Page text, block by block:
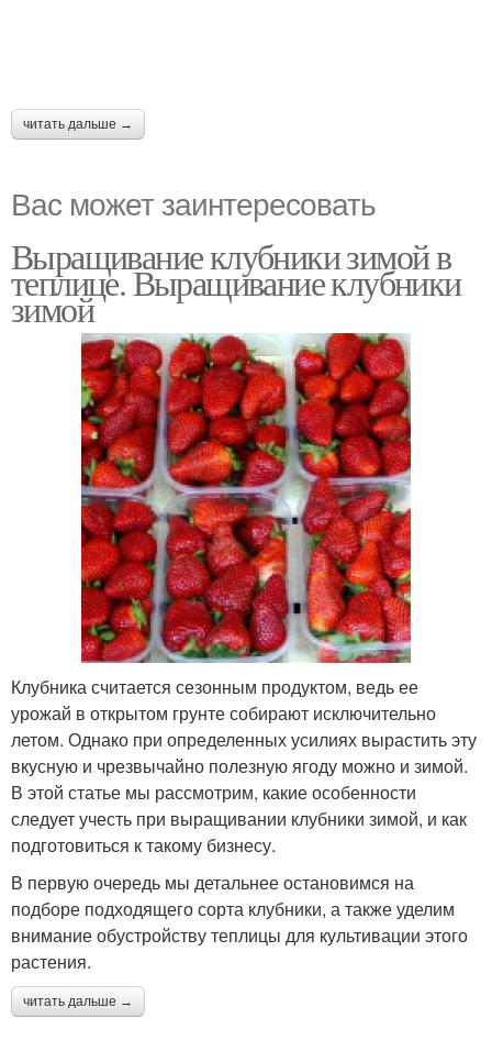
читать дальше →
Вас может заинтересовать
Выращивание клубники зимой в
теплице. Выращивание клубники
зимой
Клубника считается сезонным продуктом, ведь ее
урожай в открытом грунте собирают исключительно
летом. Однако при определенных усилиях вырастить эту
вкусную и чрезвычайно полезную ягоду можно и зимой.
В этой статье мы рассмотрим, какие особенности
следует учесть при выращивании клубники зимой, и как
подготовиться к такому бизнесу.
В первую очередь мы детальнее остановимся на
подборе подходящего сорта клубники, а также уделим
внимание обустройству теплицы для культивации этого
растения.
читать дальше →